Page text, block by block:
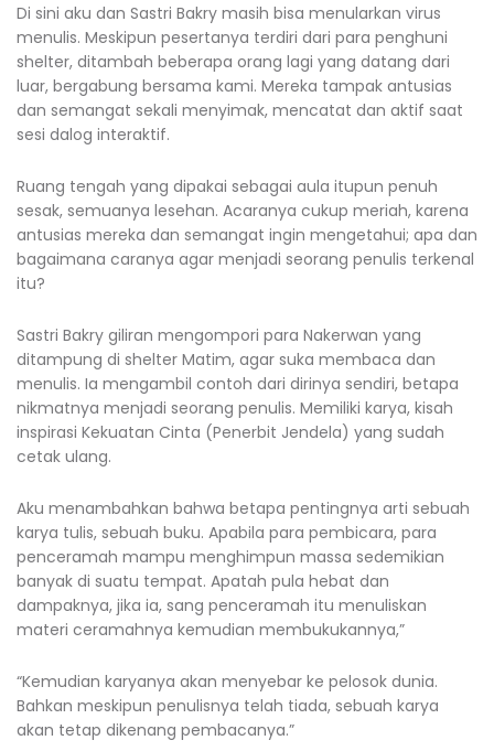
Di sini aku dan Sastri Bakry masih bisa menularkan virus
menulis. Meskipun pesertanya terdiri dari para penghuni
shelter, ditambah beberapa orang lagi yang datang dari
luar, bergabung bersama kami. Mereka tampak antusias
dan semangat sekali menyimak, mencatat dan aktif saat
sesi dalog interaktif.
Ruang tengah yang dipakai sebagai aula itupun penuh
sesak, semuanya lesehan. Acaranya cukup meriah, karena
antusias mereka dan semangat ingin mengetahui; apa dan
bagaimana caranya agar menjadi seorang penulis terkenal
itu?
Sastri Bakry giliran mengompori para Nakerwan yang
ditampung di shelter Matim, agar suka membaca dan
menulis. Ia mengambil contoh dari dirinya sendiri, betapa
nikmatnya menjadi seorang penulis. Memiliki karya, kisah
inspirasi Kekuatan Cinta (Penerbit Jendela) yang sudah
cetak ulang.
Aku menambahkan bahwa betapa pentingnya arti sebuah
karya tulis, sebuah buku. Apabila para pembicara, para
penceramah mampu menghimpun massa sedemikian
banyak di suatu tempat. Apatah pula hebat dan
dampaknya, jika ia, sang penceramah itu menuliskan
materi ceramahnya kemudian membukukannya,”
“Kemudian karyanya akan menyebar ke pelosok dunia.
Bahkan meskipun penulisnya telah tiada, sebuah karya
akan tetap dikenang pembacanya.”